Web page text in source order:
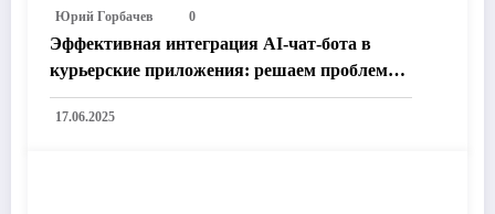
Юрий Горбачев 0
Эффективная интеграция AI-чат-бота в
курьерские приложения: решаем проблемы
доставки и увеличиваем продуктивность
курьеров
17.06.2025